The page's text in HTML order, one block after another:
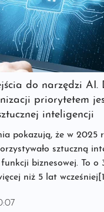
do narzędzi AI.
priorytetem
inteligencji
pokazują, że w 2025
sztuczną
biznesowej. To o
niż 5 lat